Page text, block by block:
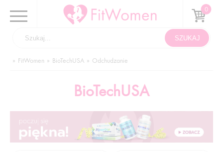
FitWomen BioTechUSA Odchudzanie
BioTechUSA